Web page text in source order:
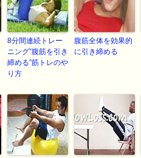
8分間連続トレー
ニング”腹筋を引き
締める”筋トレのや
り方
腹筋全体を効果的
に引き締める